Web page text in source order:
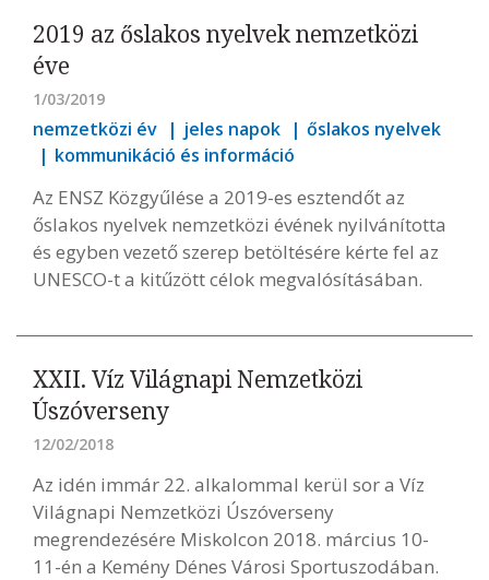
2019 az őslakos nyelvek nemzetközi
éve
1/03/2019
nemzetközi év jeles napok
őslakos nyelvek
kommunikáció és információ
Az ENSZ Közgyűlése a 2019-es esztendőt az
őslakos nyelvek nemzetközi évének nyilvánította
és egyben vezető szerep betöltésére kérte fel az
UNESCO-t a kitűzött célok megvalósításában.
XXII. Víz Világnapi Nemzetközi
Úszóverseny
12/02/2018
Az idén immár 22. alkalommal kerül sor a Víz
Világnapi Nemzetközi Úszóverseny
megrendezésére Miskolcon 2018. március 10-
11-én a Kemény Dénes Városi Sportuszodában.